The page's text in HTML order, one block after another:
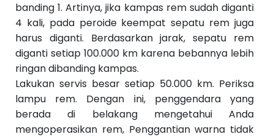
banding 1. Artinya, jika kampas rem sudah diganti
4 kali, pada peroide keempat sepatu rem juga
harus diganti. Berdasarkan jarak, sepatu rem
diganti setiap 100.000 km karena bebannya lebih
ringan dibanding kampas.
Lakukan servis besar setiap 50.000 km. Periksa
lampu rem. Dengan ini, penggendara yang
berada di belakang mengetahui Anda
mengoperasikan rem, Penggantian warna tidak